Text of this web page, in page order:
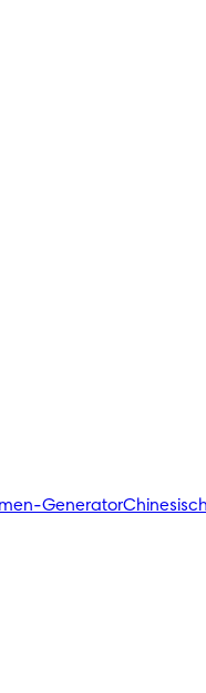
Generator